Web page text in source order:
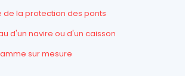
de la protection des ponts
d'un navire ou d'un caisson
sur mesure